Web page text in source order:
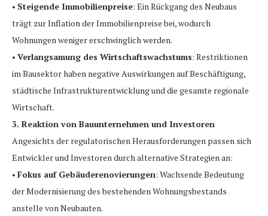
• Steigende Immobilienpreise: Ein Rückgang des Neubaus
trägt zur Inflation der Immobilienpreise bei, wodurch
Wohnungen weniger erschwinglich werden.
• Verlangsamung des Wirtschaftswachstums: Restriktionen
im Bausektor haben negative Auswirkungen auf Beschäftigung,
städtische Infrastrukturentwicklung und die gesamte regionale
Wirtschaft.
3. Reaktion von Bauunternehmen und Investoren
Angesichts der regulatorischen Herausforderungen passen sich
Entwickler und Investoren durch alternative Strategien an:
• Fokus auf Gebäuderenovierungen: Wachsende Bedeutung
der Modernisierung des bestehenden Wohnungsbestands
anstelle von Neubauten.